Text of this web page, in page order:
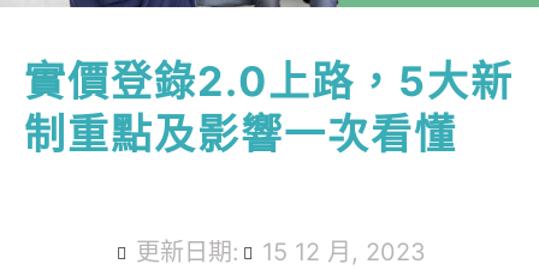
實價登錄2.0上路，5大新
制重點及影響一次看懂
更新日期: 15 12 月, 2023